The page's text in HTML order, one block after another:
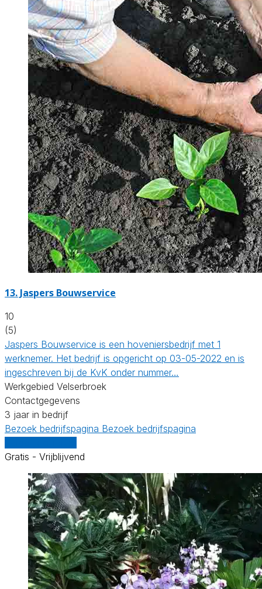
13. Jaspers Bouwservice
10
(5)
Jaspers Bouwservice is een hoveniersbedrijf met 1
werknemer. Het bedrijf is opgericht op 03-05-2022 en is
ingeschreven bij de KvK onder nummer…
Werkgebied Velserbroek
Contactgegevens
3 jaar in bedrijf
Bezoek bedrijfspagina Bezoek bedrijfspagina
Gratis - Vrijblijvend